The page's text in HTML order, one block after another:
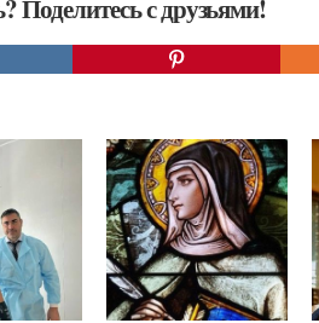
Поделитесь с друзьями!